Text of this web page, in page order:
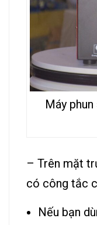
Máy
– Trên mặt
có công tắc
Nếu bạn